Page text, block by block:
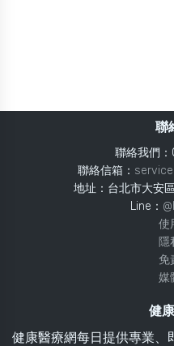
聯
聯絡我們
聯絡信箱：
地址：台北市大安
Line：
使
隱
免
媒
健
健康醫療網每日提供專業、